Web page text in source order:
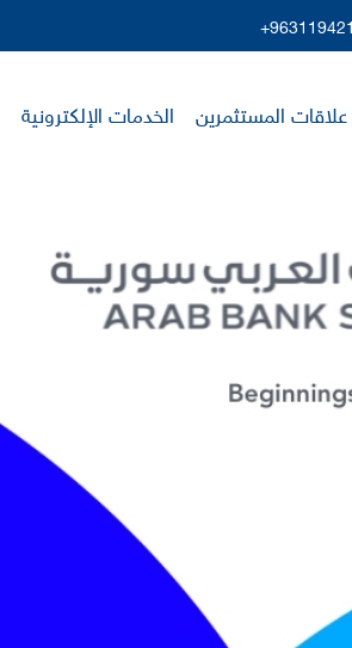
+963119421
علاقات المستثمرين الخدمات الإلكترونية